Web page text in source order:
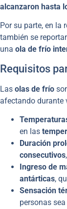
alcanzaron hasta
Por su parte, en la
también se
una ola de frío
Requisitos
Las olas de frío
afectando durante
en las
Duración
consecutivos
Ingreso de
antárticas,
Sensación
personas